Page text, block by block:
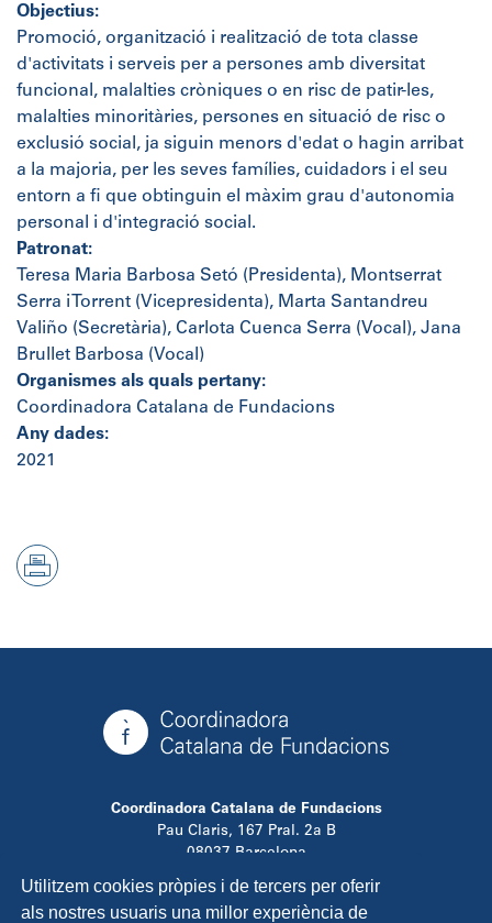
Utilitzem cookies pròpies i de tercers per oferir
als nostres usuaris una millor experiència de
Objectius:
Promoció, organització i realització de tota classe
d'activitats i serveis per a persones amb diversitat
funcional, malalties cròniques o en risc de patir-les,
malalties minoritàries, persones en situació de risc o
exclusió social, ja siguin menors d'edat o hagin arribat
a la majoria, per les seves famílies, cuidadors i el seu
entorn a fi que obtinguin el màxim grau d'autonomia
personal i d'integració social.
Patronat:
Teresa Maria Barbosa Setó (Presidenta), Montserrat
Serra i Torrent (Vicepresidenta), Marta Santandreu
Valiño (Secretària), Carlota Cuenca Serra (Vocal), Jana
Brullet Barbosa (Vocal)
Organismes als quals pertany:
Coordinadora Catalana de Fundacions
Any dades:
2021
Coordinadora Catalana de Fundacions
Pau Claris, 167 Pral. 2a B
08037 Barcelona
T. 934 881 480
info@ccfundacions.cat